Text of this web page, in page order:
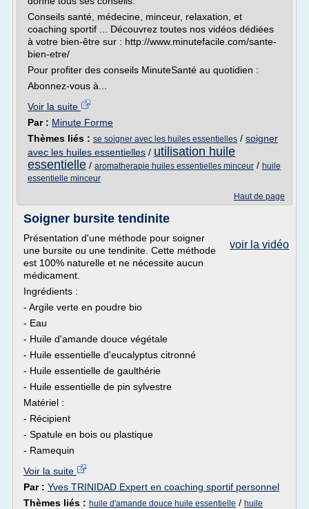
Conseils santé, médecine, minceur, relaxation, et
coaching sportif ... Découvrez toutes nos vidéos dédiées
à votre bien-être sur : http://www.minutefacile.com/sante-
bien-etre/
Pour profiter des conseils MinuteSanté au quotidien :
Abonnez-vous à...
Voir la suite
Par : Minute Forme
Thèmes liés : se soigner avec les huiles essentielles / soigner
avec les huiles essentielles / utilisation huile
essentielle / aromatherapie huiles essentielles minceur / huile
essentielle minceur
Haut de page
Soigner bursite tendinite
voir la vidéo
Présentation d'une méthode pour soigner
une bursite ou une tendinite. Cette méthode
est 100% naturelle et ne nécessite aucun
médicament.
Ingrédients :
- Argile verte en poudre bio
- Eau
- Huile d'amande douce végétale
- Huile essentielle d'eucalyptus citronné
- Huile essentielle de gaulthérie
- Huile essentielle de pin sylvestre
Matériel :
- Récipient
- Spatule en bois ou plastique
- Ramequin
Voir la suite
Par : Yves TRINIDAD Expert en coaching sportif personnel
Thèmes liés : huile d'amande douce huile essentielle / huile